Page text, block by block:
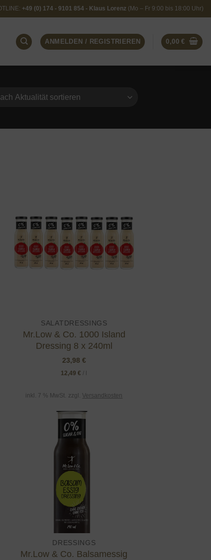
+49 (0) 174 - 9101 854 - Klaus Lorenz (Mo – Fr 9:00 bis 18:00 Uhr)
ANMELDEN / REGISTRIEREN 0,00€
Add to
wishlist
SALATDRESSINGS
Mr.Low & Co. 1000 Island
Dressing 8 x 240ml
23,98 €
12,49€ / l
inkl. 7 % MwSt. zzgl.Versandkosten
DRESSINGS
Mr.Low & Co. Balsamessig